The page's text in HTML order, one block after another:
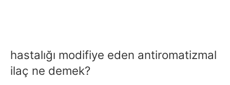
hastalığı modifiye eden antiromatizmal
ilaç ne demek?